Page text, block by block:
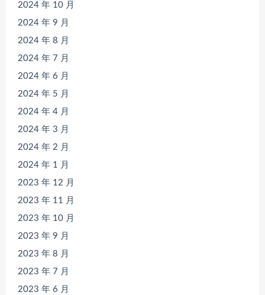
2024 年 10 月
2024 年 9 月
2024 年 8 月
2024 年 7 月
2024 年 6 月
2024 年 5 月
2024 年 4 月
2024 年 3 月
2024 年 2 月
2024 年 1 月
2023 年 12 月
2023 年 11 月
2023 年 10 月
2023 年 9 月
2023 年 8 月
2023 年 7 月
2023 年 6 月